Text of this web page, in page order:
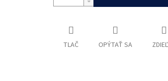
TLAČ OPÝTAŤ SA